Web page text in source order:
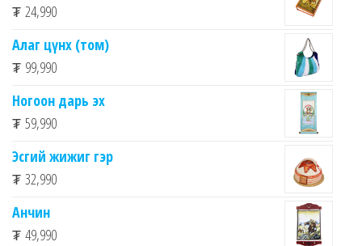
₮ 24,990
Алаг цүнх (том)
₮ 99,990
Ногоон дарь эх
₮ 59,990
Эсгий жижиг гэр
₮ 32,990
Анчин
₮ 49,990